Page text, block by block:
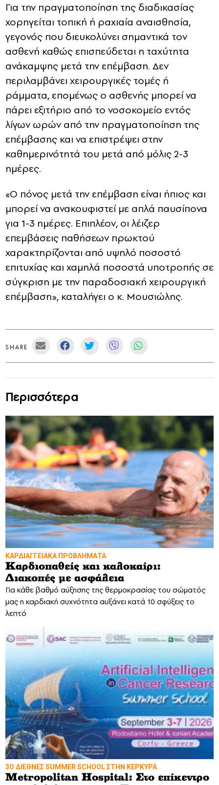
Για την πραγματοποίηση της διαδικασίας
χορηγείται τοπική ή ραχιαία αναισθησία,
γεγονός που διευκολύνει σημαντικά τον
ασθενή καθώς επισπεύδεται η ταχύτητα
ανάκαμψης μετά την επέμβαση. Δεν
περιλαμβάνει χειρουργικές τομές ή
ράμματα, επομένως ο ασθενής μπορεί να
πάρει εξιτήριο από το νοσοκομείο εντός
λίγων ωρών από την πραγματοποίηση της
επέμβασης και να επιστρέψει στην
καθημερινότητά του μετά από μόλις 2-3
ημέρες.
«Ο πόνος μετά την επέμβαση είναι ήπιος και
μπορεί να ανακουφιστεί με απλά παυσίπονα
για 1-3 ημέρες. Επιπλέον, οι λέιζερ
επεμβάσεις παθήσεων πρωκτού
χαρακτηρίζονται από υψηλό ποσοστό
επιτυχίας και χαμηλά ποσοστά υποτροπής σε
σύγκριση με την παραδοσιακή χειρουργική
επέμβαση», καταλήγει ο κ. Μουσιώλης.
SHARE
Περισσότερα
ΚΑΡΔΙΑΓΓΕΙΑΚΑ ΠΡΟΒΛΗΜΑΤΑ
Καρδιοπαθείς και καλοκαίρι:
Διακοπές με ασφάλεια
Για κάθε βαθμό αύξησης της θερμοκρασίας του σώματός
μας η καρδιακή συχνότητα αυξάνει κατά 10 σφύξεις το
λεπτό
3Ο ΔΙΕΘΝΕΣ SUMMER SCHOOL ΣΤΗΝ ΚΕΡΚΥΡΑ
Metropolitan Hospital: Στο επίκεντρο